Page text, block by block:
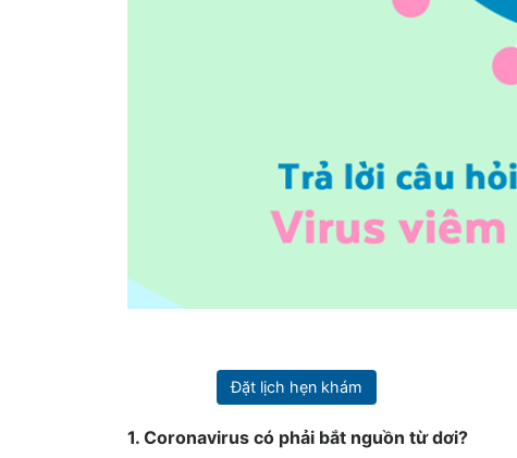
Đặt lịch hẹn khám
1. Coronavirus có phải bắt nguồn từ dơi?